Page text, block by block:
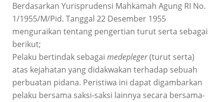
Berdasarkan Yurisprudensi Mahkamah Agung RI No.
1/1955/M/Pid. Tanggal 22 Desember 1955
menguraikan tentang pengertian turut serta sebagai
berikut;
Pelaku bertindak sebagai medepleger(turut serta)
atas kejahatan yang didakwakan terhadap sebuah
perbuatan pidana. Peristiwa ini dapat digambarkan
pelaku bersama saksi-saksi lainnya secara bersama-